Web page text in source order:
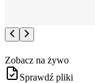
Zobacz na żywo
Sprawdź pliki